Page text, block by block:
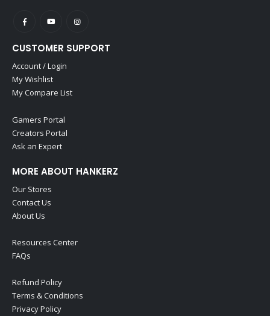
CUSTOMER SUPPORT
Account / Login
My Wishlist
My Compare List
Gamers Portal
Creators Portal
Ask an Expert
MORE ABOUT HANKERZ
Our Stores
Contact Us
About Us
Resources Center
FAQs
Refund Policy
Terms & Conditions
Privacy Policy